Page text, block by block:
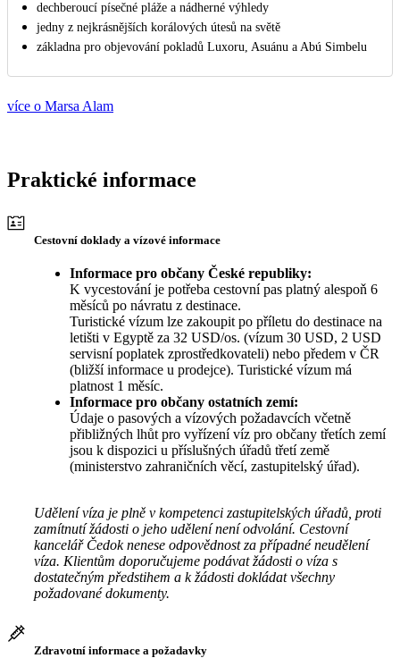
dechberoucí písečné pláže a nádherné výhledy
jedny z nejkrásnějších korálových útesů na světě
základna pro objevování pokladů Luxoru, Asuánu a Abú Simbelu
více o Marsa Alam
Praktické informace
Cestovní doklady a vízové informace
Informace pro občany České republiky:
K vycestování je potřeba cestovní pas platný alespoň 6
měsíců po návratu z destinace.
Turistické vízum lze zakoupit po příletu do destinace na
letišti v Egyptě za 32 USD/os. (vízum 30 USD, 2 USD
servisní poplatek zprostředkovateli) nebo předem v ČR
(bližší informace u prodejce). Turistické vízum má
platnost 1 měsíc.
Informace pro občany ostatních zemí:
Údaje o pasových a vízových požadavcích včetně
přibližných lhůt pro vyřízení víz pro občany třetích zemí
jsou k dispozici u příslušných úřadů třetí země
(ministerstvo zahraničních věcí, zastupitelský úřad).
Udělení víza je plně v kompetenci zastupitelských úřadů, proti
zamítnutí žádosti o jeho udělení není odvolání. Cestovní
kancelář Čedok nenese odpovědnost za případné neudělení
víza. Klientům doporučujeme podávat žádosti o víza s
dostatečným předstihem a k žádosti dokládat všechny
požadované dokumenty.
Zdravotní informace a požadavky